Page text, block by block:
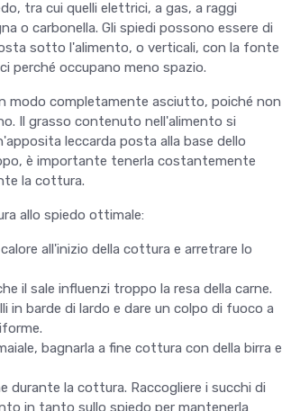
tra cui quelli elettrici, a gas, a raggi
o carbonella. Gli spiedi possono essere di
sotto l'alimento, o verticali, con la fonte
perché occupano meno spazio.
modo completamente asciutto, poiché non
Il grasso contenuto nell'alimento si
leccarda posta alla base dello
è importante tenerla costantemente
la cottura.
allo spiedo ottimale:
all'inizio della cottura e arretrare lo
il sale influenzi troppo la resa della carne.
in barde di lardo e dare un colpo di fuoco a
bagnarla a fine cottura con della birra e
durante la cottura. Raccogliere i succhi di
in tanto sullo spiedo per mantenerla